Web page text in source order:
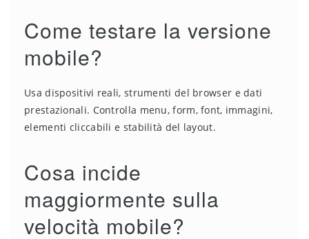
Come testare la versione
mobile?
Usa dispositivi reali, strumenti del browser e dati
prestazionali. Controlla menu, form, font, immagini,
elementi cliccabili e stabilità del layout.
Cosa incide
maggiormente sulla
velocità mobile?